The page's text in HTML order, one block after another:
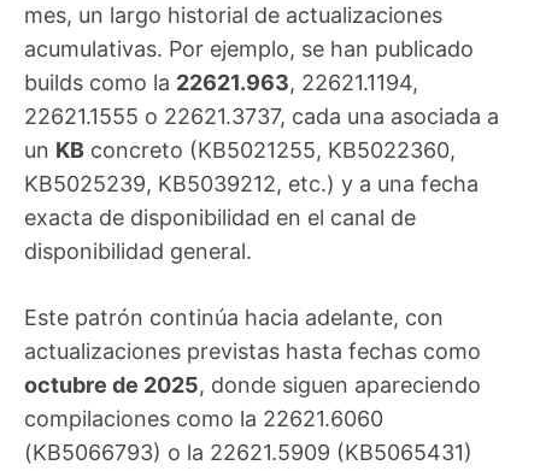
mes, un largo historial de actualizaciones
acumulativas. Por ejemplo, se han publicado
builds como la 22621.963, 22621.1194,
22621.1555 o 22621.3737, cada una asociada a
un KB concreto (KB5021255, KB5022360,
KB5025239, KB5039212, etc.) y a una fecha
exacta de disponibilidad en el canal de
disponibilidad general.
Este patrón continúa hacia adelante, con
actualizaciones previstas hasta fechas como
octubre de 2025, donde siguen apareciendo
compilaciones como la 22621.6060
(KB5066793) o la 22621.5909 (KB5065431)